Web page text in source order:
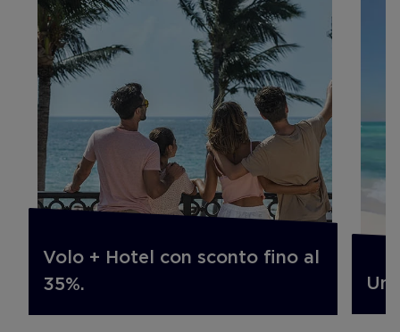
Volo + Hotel con sconto fino al
35%.